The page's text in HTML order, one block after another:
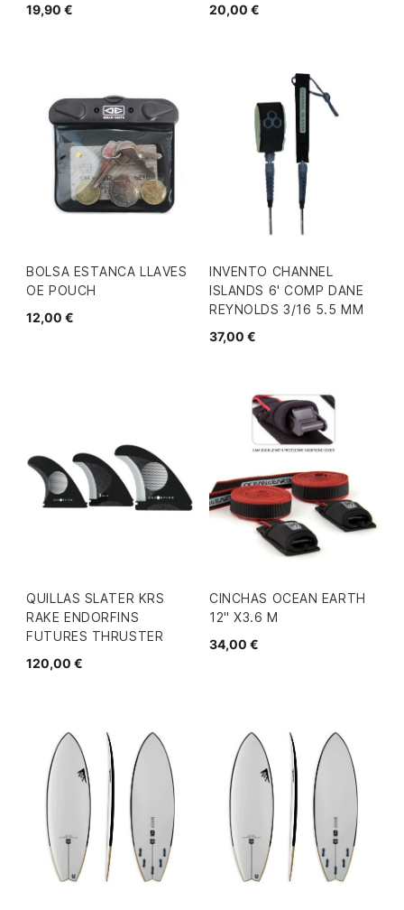
19,90 €
20,00 €
BOLSA ESTANCA LLAVES
OE POUCH
12,00 €
INVENTO CHANNEL
ISLANDS 6' COMP DANE
REYNOLDS 3/16 5.5 MM
37,00 €
QUILLAS SLATER KRS
RAKE ENDORFINS
FUTURES THRUSTER
120,00 €
CINCHAS OCEAN EARTH
12" X3.6 M
34,00 €